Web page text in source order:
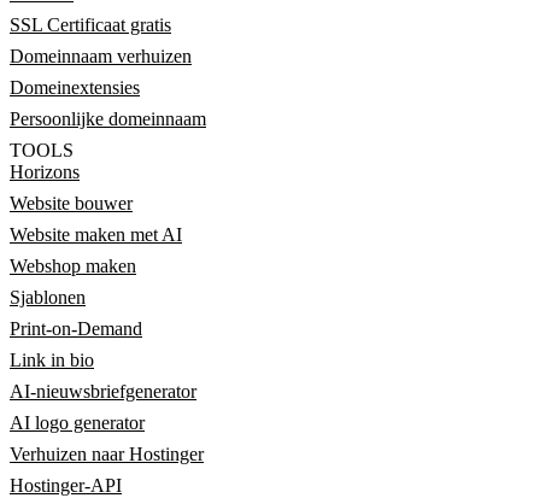
SSL Certificaat gratis
Domeinnaam verhuizen
Domeinextensies
Persoonlijke domeinnaam
TOOLS
Horizons
Website bouwer
Website maken met AI
Webshop maken
Sjablonen
Print-on-Demand
Link in bio
AI-nieuwsbriefgenerator
AI logo generator
Verhuizen naar Hostinger
Hostinger-API